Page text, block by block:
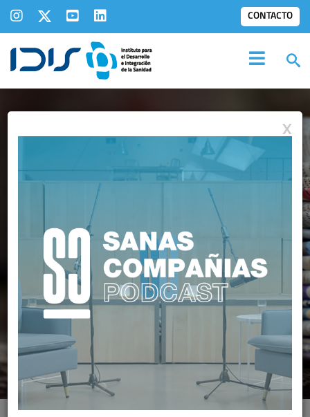
CONTACTO
NOTAS DE PRENSA
X